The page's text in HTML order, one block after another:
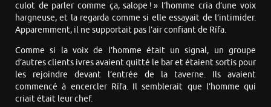
culot de parler comme ça, salope ! » l’homme cria d’une voix
hargneuse, et la regarda comme si elle essayait de l’intimider.
Apparemment, il ne supportait pas l’air confiant de Rífa.
Comme si la voix de l’homme était un signal, un groupe
d’autres clients ivres avaient quitté le bar et étaient sortis pour
les rejoindre devant l’entrée de la taverne. Ils avaient
commencé à encercler Rífa. Il semblerait que l’homme qui
criait était leur chef.